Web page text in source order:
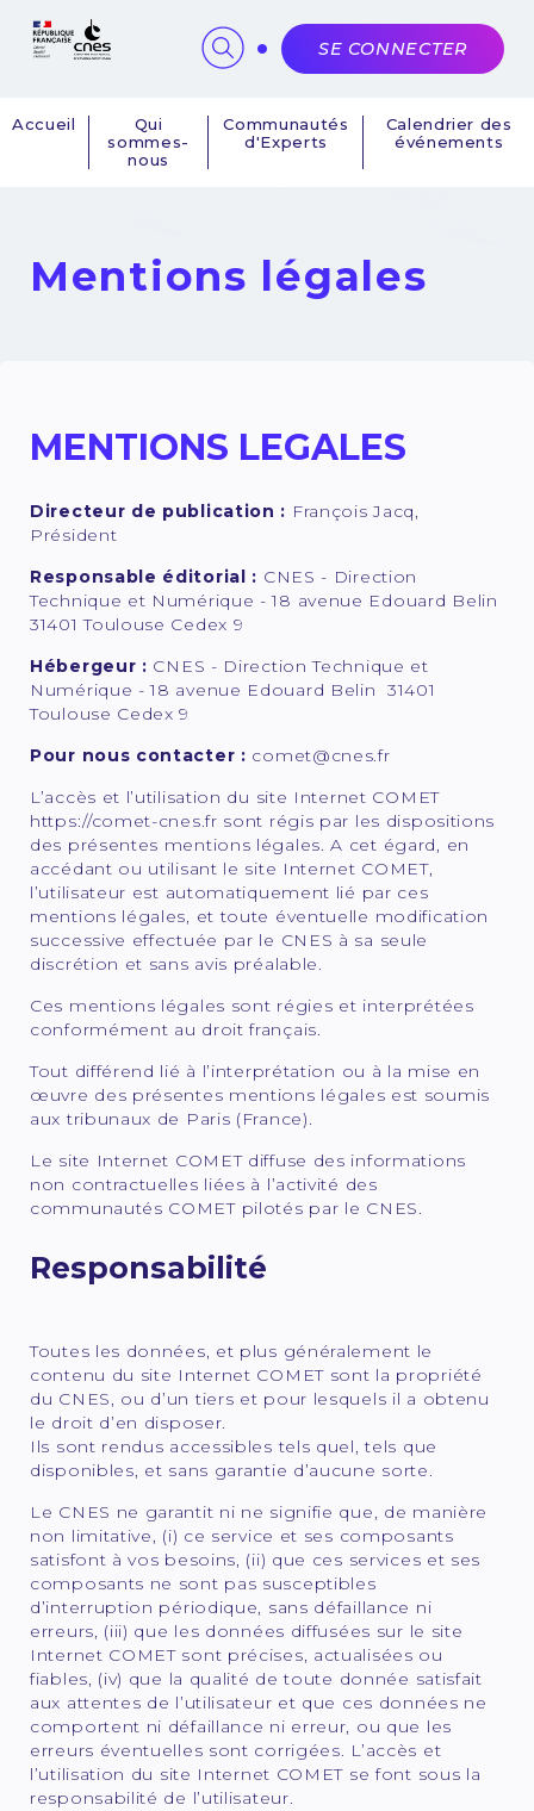
Navigation
Accueil
Qui
sommes-
nous
Communautés
d'Experts
Calendrier des
événements
SE CONNECTER
Mentions légales
MENTIONS LEGALES
Directeur de publication : François Jacq,
Président
Responsable éditorial : CNES - Direction
Technique et Numérique - 18 avenue Edouard Belin
31401 Toulouse Cedex 9
Hébergeur : CNES - Direction Technique et
Numérique - 18 avenue Edouard Belin 31401
Toulouse Cedex 9
Pour nous contacter : comet@cnes.fr
L’accès et l’utilisation du site Internet COMET
https://comet-cnes.fr sont régis par les dispositions
des présentes mentions légales. A cet égard, en
accédant ou utilisant le site Internet COMET,
l’utilisateur est automatiquement lié par ces
mentions légales, et toute éventuelle modification
successive effectuée par le CNES à sa seule
discrétion et sans avis préalable.
Ces mentions légales sont régies et interprétées
conformément au droit français.
Tout différend lié à l’interprétation ou à la mise en
œuvre des présentes mentions légales est soumis
aux tribunaux de Paris (France).
Le site Internet COMET diffuse des informations
non contractuelles liées à l’activité des
communautés COMET pilotés par le CNES.
Responsabilité
Toutes les données, et plus généralement le
contenu du site Internet COMET sont la propriété
du CNES, ou d’un tiers et pour lesquels il a obtenu
le droit d’en disposer.
Ils sont rendus accessibles tels quel, tels que
disponibles, et sans garantie d’aucune sorte.
Le CNES ne garantit ni ne signifie que, de manière
non limitative, (i) ce service et ses composants
satisfont à vos besoins, (ii) que ces services et ses
composants ne sont pas susceptibles
d’interruption périodique, sans défaillance ni
erreurs, (iii) que les données diffusées sur le site
Internet COMET sont précises, actualisées ou
fiables, (iv) que la qualité de toute donnée satisfait
aux attentes de l’utilisateur et que ces données ne
comportent ni défaillance ni erreur, ou que les
erreurs éventuelles sont corrigées. L’accès et
l’utilisation du site Internet COMET se font sous la
responsabilité de l’utilisateur.